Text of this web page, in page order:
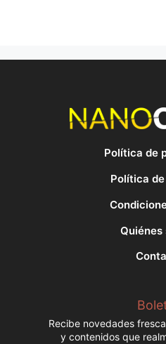
Política de
Política
Quiénes
Recibe novedades
y contenidos que